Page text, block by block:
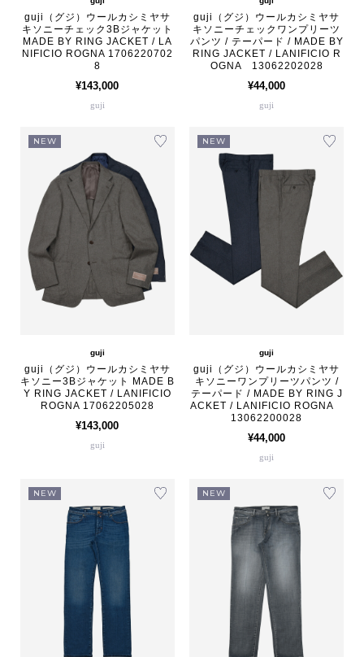
guji（グジ）ウールカシミヤサ
キソニーチェック3Bジャケット
MADE BY RING JACKET / LA
NIFICIO ROGNA 1706220702
8
¥143,000
guji
guji（グジ）ウールカシミヤサ
キソニーチェックワンプリーツ
パンツ / テーパード / MADE BY
RING JACKET / LANIFICIO R
OGNA 13062202028
¥44,000
guji
NEW
guji
guji（グジ）ウールカシミヤサ
キソニー3Bジャケット MADE B
Y RING JACKET / LANIFICIO
ROGNA 17062205028
¥143,000
guji
NEW
guji
guji（グジ）ウールカシミヤサ
キソニーワンプリーツパンツ /
テーパード / MADE BY RING J
ACKET / LANIFICIO ROGNA
13062200028
¥44,000
guji
NEW NEW